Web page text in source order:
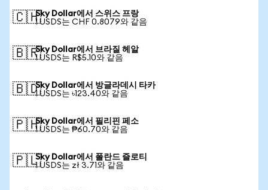
🇨🇭Sky Dollar에서 스위스 프랑
1 USDS는 CHF 0.8079와 같음
🇧🇷Sky Dollar에서 브라질 헤알
1 USDS는 R$5.10와 같음
🇧🇩Sky Dollar에서 방글라데시 타카
1 USDS는 ৳123.40와 같음
🇵🇭Sky Dollar에서 필리핀 페소
1 USDS는 ₱60.70와 같음
🇵🇱Sky Dollar에서 폴란드 즐로티
1 USDS는 zł 3.71와 같음